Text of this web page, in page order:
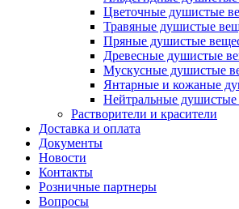
Цветочные душистые
Травяные душистые
Пряные душистые
Древесные душистые
Мускусные душистые
Янтарные и кожаные
Нейтральные душистые
Растворители и красители
Доставка и оплата
Документы
Новости
Контакты
Розничные партнеры
Вопросы